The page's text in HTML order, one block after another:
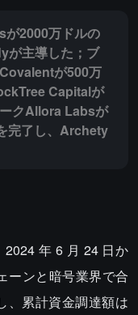
2000万ドルの
が主導した；ブ
が500万
Capitalが
クAllora Labsが
完了し、Archety
年 6 月 24 日か
ーンと暗号業界で合
、累計資金調達額は